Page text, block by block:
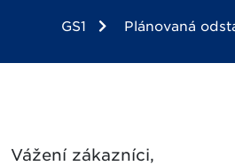
GS1 Plánovaná
Vážení zákazníci,